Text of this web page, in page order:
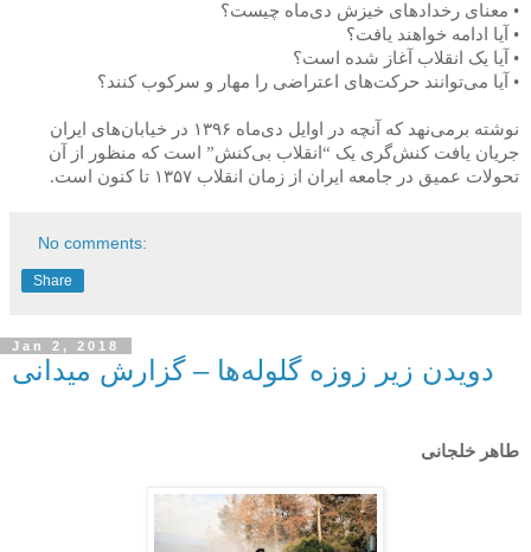
• معنای رخدادهای خیزش دی‌ماه چیست؟
• آیا ادامه خواهند یافت؟
• آیا یک انقلاب آغاز شده است؟
• آیا می‌توانند حرکت‌های اعتراضی را مهار و سرکوب کنند؟
نوشته برمی‌نهد که آنچه در اوایل دی‌ماه ۱۳۹۶ در خیابان‌های ایران
جریان یافت کنش‌گری یک “انقلاب بی‌کنش” است که منظور از آن
تحولات عمیق در جامعه ایران از زمان انقلاب ۱۳۵۷ تا کنون است.
No comments:
Share
Jan 2, 2018
دویدن زیر زوزه گلوله‌ها – گزارش میدانی
طاهر خلجانی